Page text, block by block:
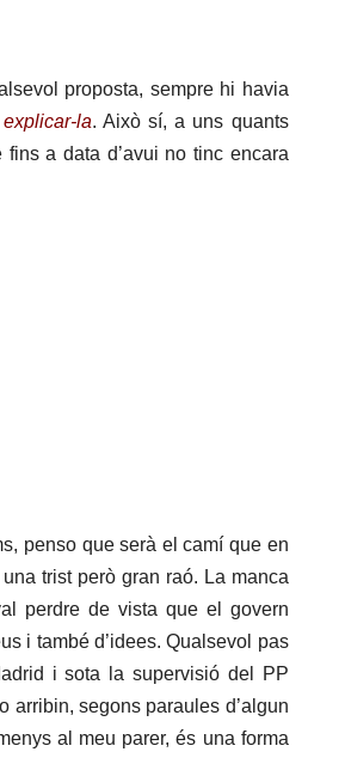
proposta, sempre hi havia
la. Això sí, a uns quants
a data d’avui no tinc encara
penso que serà el camí que en
trist però gran raó. La manca
perdre de vista que el govern
i també d’idees. Qualsevol pas
i sota la supervisió del PP
arribin, segons paraules d’algun
al meu parer, és una forma